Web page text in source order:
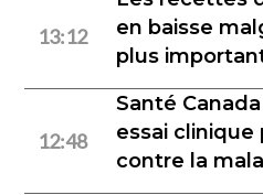
13:12
en baisse
plus
12:48
Santé
essai clinique
contre la